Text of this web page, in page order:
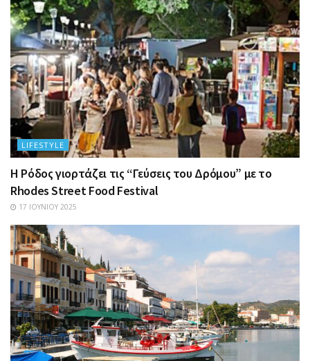
LIFESTYLE
Η Ρόδος γιορτάζει τις “Γεύσεις του Δρόμου” με το
Rhodes Street Food Festival
17 ΙΟΥΝΊΟΥ 2025